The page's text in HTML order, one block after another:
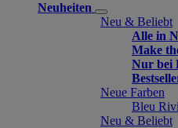
Neuheiten
Neu & Beliebt
Alle in
Make
Nur bei
Neue Farben
Bleu
Neu & Beliebt